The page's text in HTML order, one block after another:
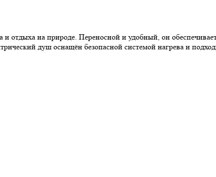
отдыха на природе. Переносной и удобный, он
душ оснащён безопасной системой нагрева и